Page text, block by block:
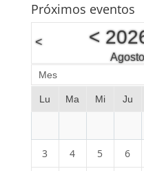
Próximos eventos
< <
Mes
Lu Ma Mi Ju
3 4 5 6